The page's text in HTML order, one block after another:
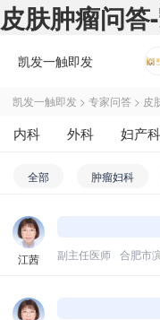
皮肤肿瘤问
凯发一触即发
凯发一触即发 > 专家问答 > 皮
内科 外科 妇产科
不孕不育
五官科
全部 肿瘤妇科
免疫系统肿瘤
呼吸系统肿瘤 血液
江茜 副主任医师 合肥市